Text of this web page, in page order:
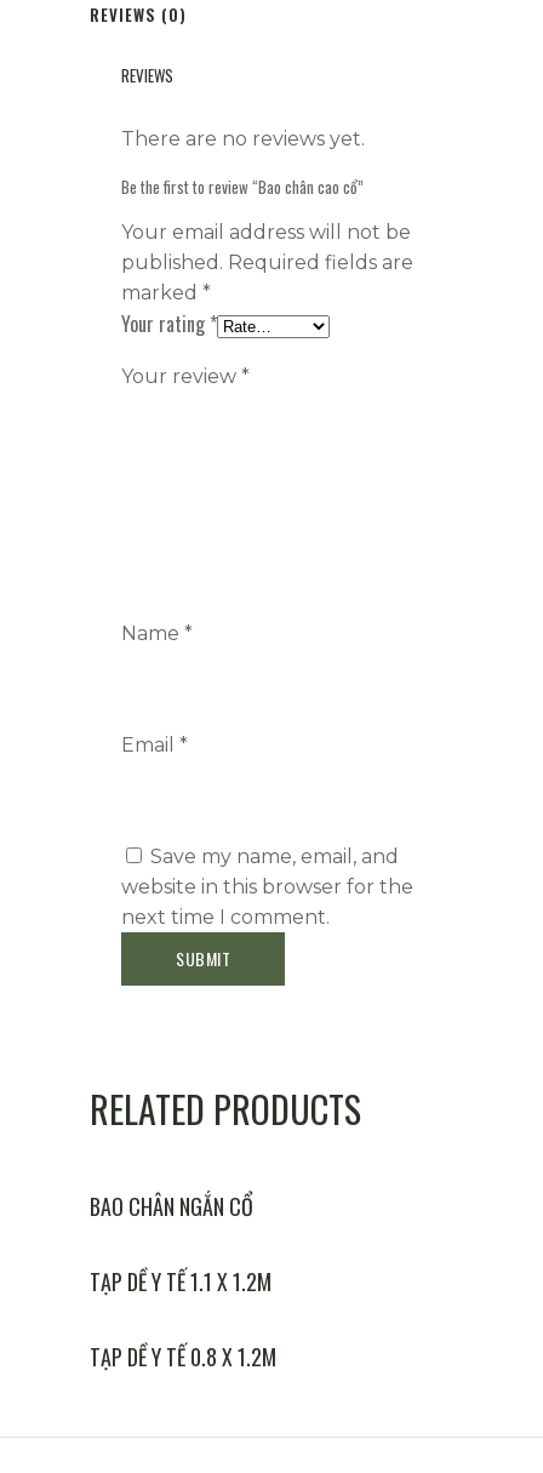
REVIEWS (0)
REVIEWS
There are no reviews yet.
Be the first to review “Bao chân cao cổ”
Your email address will not be
published. Required fields are
marked *
Your rating *
Your review *
Name *
Email *
Save my name, email, and
website in this browser for the
next time I comment.
RELATED PRODUCTS
BAO CHÂN NGẮN CỔ
TẠP DỀ Y TẾ 1.1 X 1.2M
TẠP DỀ Y TẾ 0.8 X 1.2M